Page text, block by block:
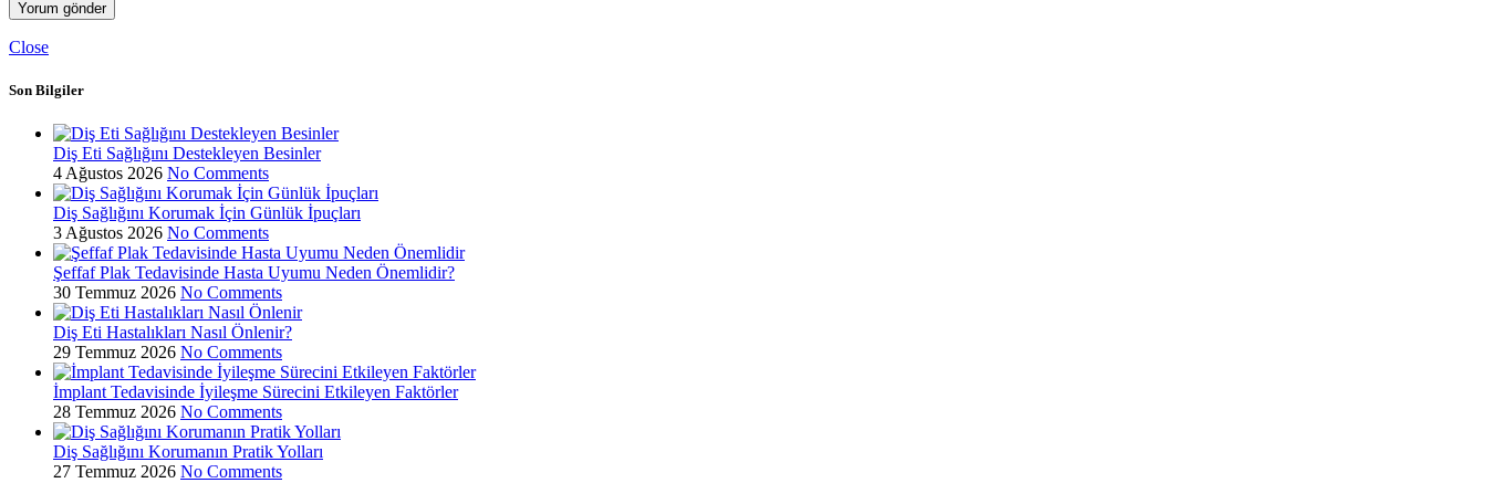
Close
Son Bilgiler
Diş Eti Sağlığını Destekleyen Besinler
4 Ağustos 2026 No Comments
Diş Sağlığını Korumak İçin Günlük İpuçları
3 Ağustos 2026 No Comments
Şeffaf Plak Tedavisinde Hasta Uyumu Neden Önemlidir?
30 Temmuz 2026 No Comments
Diş Eti Hastalıkları Nasıl Önlenir?
29 Temmuz 2026 No Comments
İmplant Tedavisinde İyileşme Sürecini Etkileyen Faktörler
28 Temmuz 2026 No Comments
Diş Sağlığını Korumanın Pratik Yolları
27 Temmuz 2026 No Comments